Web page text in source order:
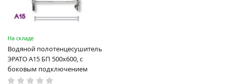
На складе
Водяной полотенцесушитель
ЭРАТО А15 БП 500x600, с
боковым подключением